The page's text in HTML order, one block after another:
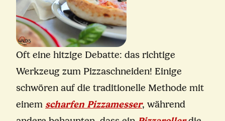
Oft eine hitzige Debatte: das richtige
Werkzeug zum Pizzaschneiden! Einige
schwören auf die traditionelle Methode mit
einem scharfen Pizzamesser, während